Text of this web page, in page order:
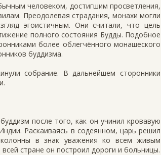
человеком, достигшим просветления,
Преодолевая страдания, монахи могли
эгоистичным. Они считали, что цель
полного состояния Будды. Подобное
более облегчённого монашеского
буддизма.
собрание. В дальнейшем сторонники
после того, как он учинил кровавую
Раскаиваясь в содеянном, царь решил
в знак уважения ко всем живым
стране он построил дороги и больницы.